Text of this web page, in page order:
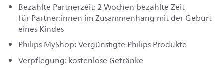
Bezahlte Partnerzeit: 2 Wochen bezahlte Zeit
fürPartner:innen im Zusammenhang mit der Geburt
eines Kindes
PhilipsMyShop:Vergünstigte Philips Produkte
Verpflegung: kostenlose Getränke